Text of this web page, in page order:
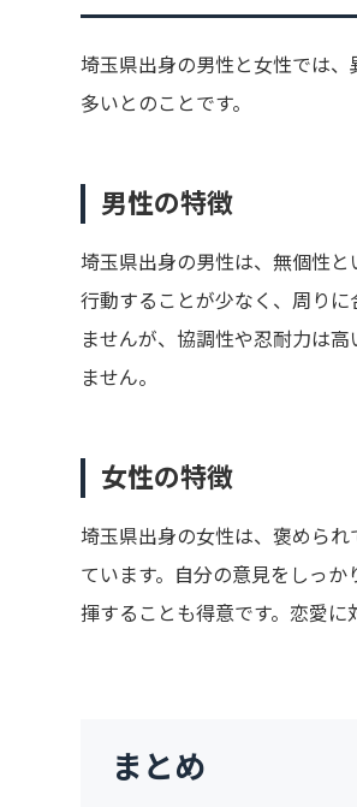
埼玉県出身の男性と女性では
多いとのことです。
男性の特徴
埼玉県出身の男性は、無個性
行動することが少なく、周り
ませんが、協調性や忍耐力は
ません。
女性の特徴
埼玉県出身の女性は、褒めら
ています。自分の意見をしっ
揮することも得意です。恋愛に
まとめ